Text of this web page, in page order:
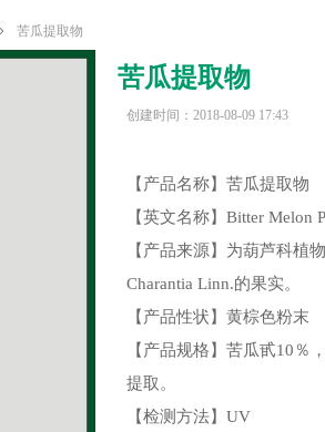
苦瓜提取物
苦瓜提取物
创建时间： 2018-08-09 17:43
【产品名称】苦瓜提取物
【英文名称】Bitter Melon
【产品来源】为葫芦科植
Charantia Linn.的果实。
【产品性状】黄棕色粉末
【产品规格】苦瓜甙10％
提取。
【检测方法】UV